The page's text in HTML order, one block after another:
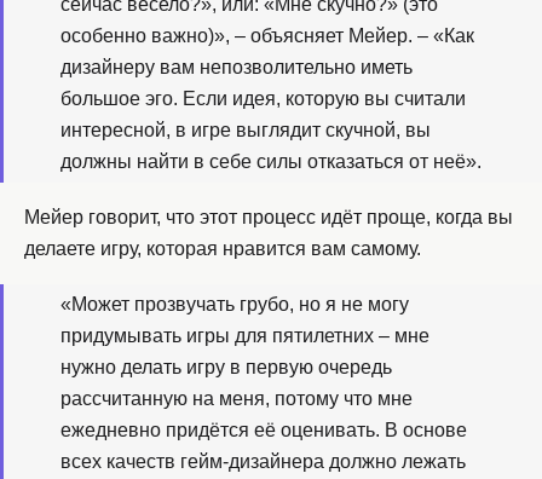
сейчас весело?», или: «Мне скучно?» (это
особенно важно)», – объясняет Мейер. – «Как
дизайнеру вам непозволительно иметь
большое эго. Если идея, которую вы считали
интересной, в игре выглядит скучной, вы
должны найти в себе силы отказаться от неё».
Мейер говорит, что этот процесс идёт проще, когда вы
делаете игру, которая нравится вам самому.
«Может прозвучать грубо, но я не могу
придумывать игры для пятилетних – мне
нужно делать игру в первую очередь
рассчитанную на меня, потому что мне
ежедневно придётся её оценивать. В основе
всех качеств гейм-дизайнера должно лежать